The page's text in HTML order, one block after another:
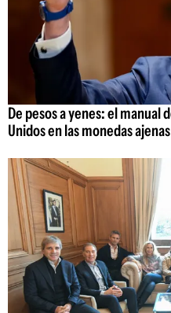
De pesos a yenes: el manual
Unidos en las monedas ajenas